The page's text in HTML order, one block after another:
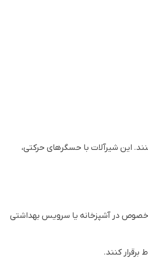
این شیرآلات با حسگرهای حرکتی،
خصوص در آشپزخانه یا سرویس بهداشتی
کنند.